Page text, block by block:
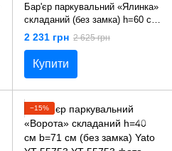
Бар'єр паркувальний «Ялинка»
складаний (без замка) h=60 см
b=16/ 55 см Yato YT-55745
2 231 грн 2 625 грн
Купити
−15%